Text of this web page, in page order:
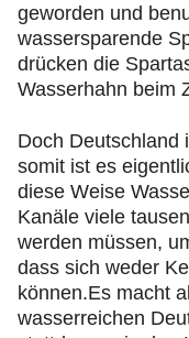
geworden und
wassersparende
drücken die
Wasserhahn beim
Doch Deutschland
somit ist es
diese Weise
Kanäle viele
werden müssen,
dass sich weder
können.Es macht
wasserreichen